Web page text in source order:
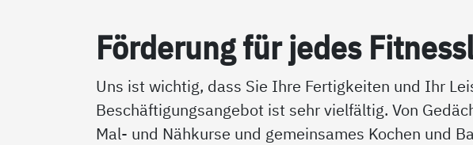
För­de­rung für je­des
Uns ist wichtig, dass Sie Ihre Fertigkeiten und Ihr
Beschäftigungsangebot ist sehr vielfältig. Von
Mal- und Nähkurse und gemeinsames Kochen und